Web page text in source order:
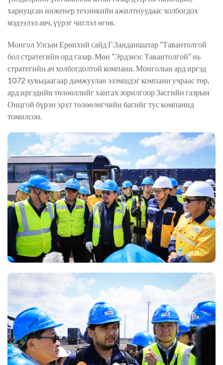
хариуцсан инженер техникийн ажилтнуудаас холбогдох
мэдээлэл авч, үүрэг чиглэл өгөв.
Монгол Улсын Ерөнхий сайд Г.Занданшатар “Тавантолгой
бол стратегийн орд газар. Мөн “Эрдэнэс Тавантолгой” нь
стратегийн ач холбогдолтой компани. Монголын ард иргэд
1072 хувьцаагаар дамжуулан эзэмшдэг компани учраас төр,
ард иргэдийн төлөөллийг хангах зорилгоор Засгийн газрын
Онцгой бүрэн эрхт төлөөлөгчийн багийг тус компанид
томилсон.